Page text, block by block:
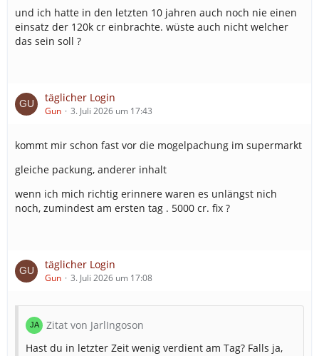
und ich hatte in den letzten 10 jahren auch noch nie einen
einsatz der 120k cr einbrachte. wüste auch nicht welcher
das sein soll ?
täglicher Login
Gun 3. Juli 2026 um 17:43
kommt mir schon fast vor die mogelpachung im supermarkt
gleiche packung, anderer inhalt
wenn ich mich richtig erinnere waren es unlängst nich
noch, zumindest am ersten tag . 5000 cr. fix ?
täglicher Login
Gun 3. Juli 2026 um 17:08
Zitat von JarlIngoson
Hast du in letzter Zeit wenig verdient am Tag? Falls ja,